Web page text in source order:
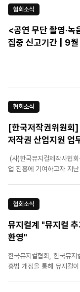
협회소식
<공연 무단 촬영·녹
집중 신고기간 | 9
협회소식
[한국저작권위원회
저작권 산업지원 업
(사)한국뮤지컬제작사협
업 진흥에 기여하고자 지
시장 환경 변화에 따른 저..
협회소식
뮤지컬계 "뮤지컬
환영"
한국뮤지컬협회, 한국뮤
흥법 개정을 통해 뮤지컬